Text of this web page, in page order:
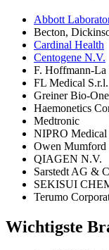
Abbott
Becton,
Cardinal Health
Centogene N.V.
F. Hoffmann-La
FL Medical S.r.l.
Greiner Bio-
Haemonetics
Medtronic
NIPRO Medical
Owen Mumford
QIAGEN N.V.
Sarstedt AG &
SEKISUI
Terumo
Wichtigste